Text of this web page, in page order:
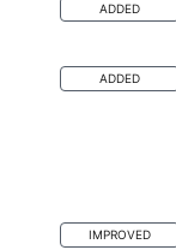
ADDED
ADDED
IMPROVED